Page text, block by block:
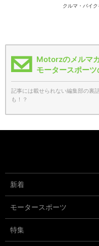
クルマ・バイ
Motorzのメルマ
モータースポーツ
記事には載せられない編集部の裏
も！？
新着
モータースポーツ
特集